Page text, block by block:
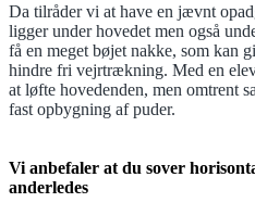
Da tilråder vi at have en jævnt
ligger under hovedet men også
få en meget bøjet nakke, som kan
hindre fri vejrtrækning. Med en
at løfte hovedenden, men omtrent
fast opbygning af puder.
Vi anbefaler at du sover
anderledes